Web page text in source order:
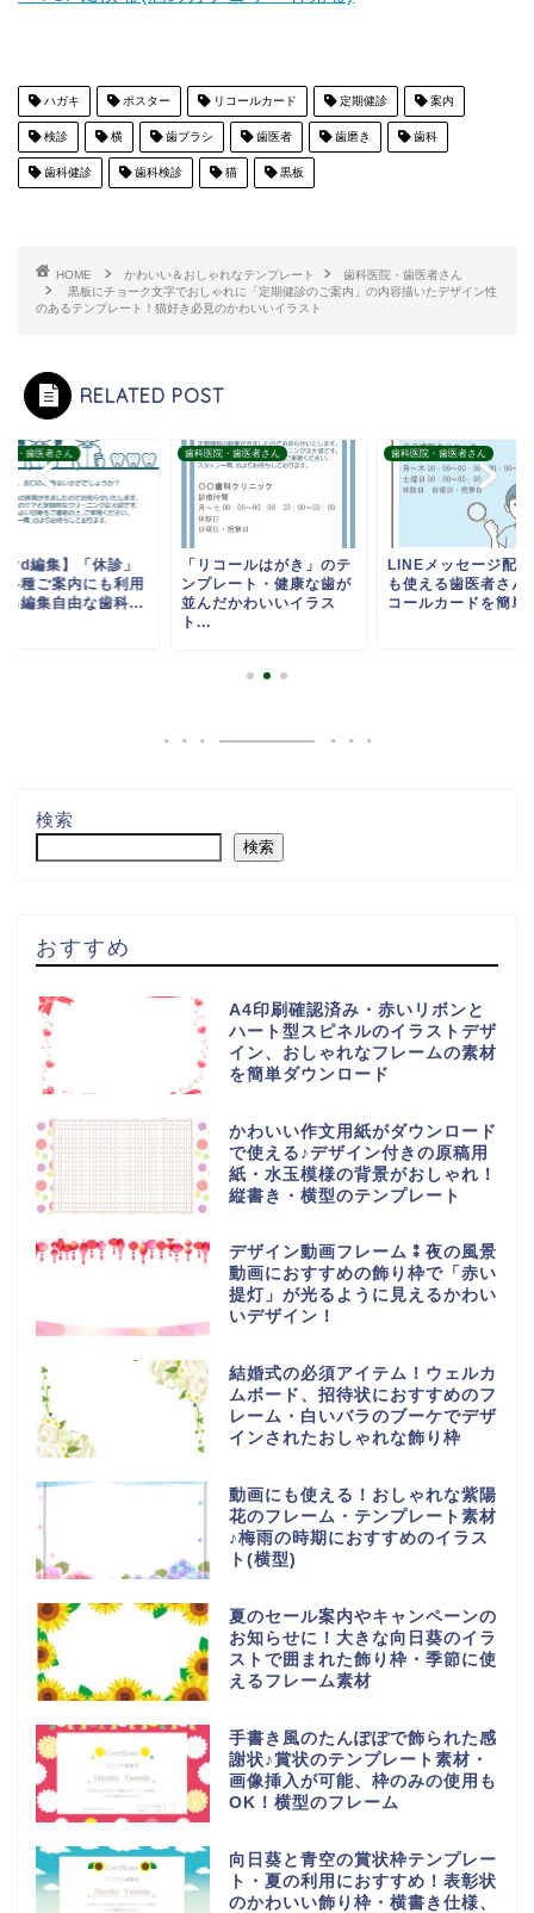
ハガキ ポスター リコールカード 定期健診 案内
検診 横 歯ブラシ 歯医者 歯磨き 歯科
歯科健診 歯科検診 猫 黒板
HOME かわいい＆おしゃれなテンプレート
歯科医院・歯医者さん
黒板にチョーク文字でおしゃれに「定期健診のご案内」の内容描いたデザイン性
のあるテンプレート！猫好き必見のかわいいイラスト
RELATED POST
院・歯医者さん
編集】「休診」
各種ご案内にも利用
る編集自由な歯科...
歯科医院・歯医者さん
「リコールはがき」のテ
ンプレート・健康な歯が
並んだかわいいイラス
ト...
歯科医院・歯医者さん
LINEメッセージ配
も使える歯医者さん
コールカードを簡単
検索
検索
おすすめ
A4印刷確認済み・赤いリボンと
ハート型スピネルのイラストデザ
イン、おしゃれなフレームの素材
を簡単ダウンロード
かわいい作文用紙がダウンロード
で使える♪デザイン付きの原稿用
紙・水玉模様の背景がおしゃれ！
縦書き・横型のテンプレート
デザイン動画フレーム⁑夜の風景
動画におすすめの飾り枠で「赤い
提灯」が光るように見えるかわい
いデザイン！
結婚式の必須アイテム！ウェルカ
ムボード、招待状におすすめのフ
レーム・白いバラのブーケでデザ
インされたおしゃれな飾り枠
動画にも使える！おしゃれな紫陽
花のフレーム・テンプレート素材
♪梅雨の時期におすすめのイラス
ト(横型)
夏のセール案内やキャンペーンの
お知らせに！大きな向日葵のイラ
ストで囲まれた飾り枠・季節に使
えるフレーム素材
手書き風のたんぽぽで飾られた感
謝状♪賞状のテンプレート素材・
画像挿入が可能、枠のみの使用も
OK！横型のフレーム
向日葵と青空の賞状枠テンプレー
ト・夏の利用におすすめ！表彰状
のかわいい飾り枠・横書き仕様、